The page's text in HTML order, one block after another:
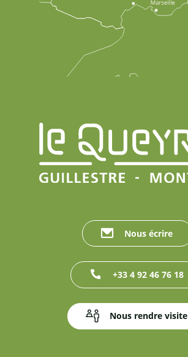
Nous écrire
+33 4 92 46 76 18
Nous rendre visite